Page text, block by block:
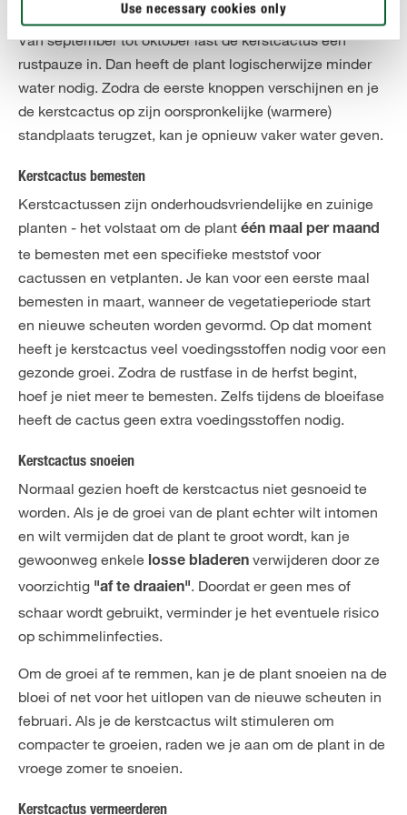
Use necessary cookies only
Van september tot oktober last de kerstcactus een
rustpauze in. Dan heeft de plant logischerwijze minder
water nodig. Zodra de eerste knoppen verschijnen en je
de kerstcactus op zijn oorspronkelijke (warmere)
standplaats terugzet, kan je opnieuw vaker water geven.
Kerstcactus bemesten
Kerstcactussen zijn onderhoudsvriendelijke en zuinige
planten - het volstaat om de plant één maal per maand
te bemesten met een specifieke meststof voor
cactussen en vetplanten. Je kan voor een eerste maal
bemesten in maart, wanneer de vegetatieperiode start
en nieuwe scheuten worden gevormd. Op dat moment
heeft je kerstcactus veel voedingsstoffen nodig voor een
gezonde groei. Zodra de rustfase in de herfst begint,
hoef je niet meer te bemesten. Zelfs tijdens de bloeifase
heeft de cactus geen extra voedingsstoffen nodig.
Kerstcactus snoeien
Normaal gezien hoeft de kerstcactus niet gesnoeid te
worden. Als je de groei van de plant echter wilt intomen
en wilt vermijden dat de plant te groot wordt, kan je
gewoonweg enkele losse bladeren verwijderen door ze
voorzichtig "af te draaien". Doordat er geen mes of
schaar wordt gebruikt, verminder je het eventuele risico
op schimmelinfecties.
Om de groei af te remmen, kan je de plant snoeien na de
bloei of net voor het uitlopen van de nieuwe scheuten in
februari. Als je de kerstcactus wilt stimuleren om
compacter te groeien, raden we je aan om de plant in de
vroege zomer te snoeien.
Kerstcactus vermeerderen